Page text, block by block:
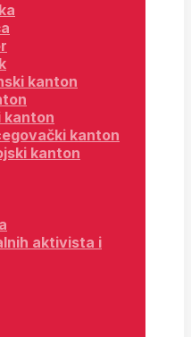
kanton
kanton
kanton
kanton
aktivista i